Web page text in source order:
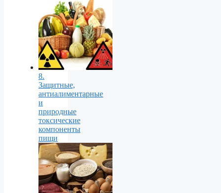
8.
Защитные,
антиалиментарные
и
природные
токсические
компоненты
пищи